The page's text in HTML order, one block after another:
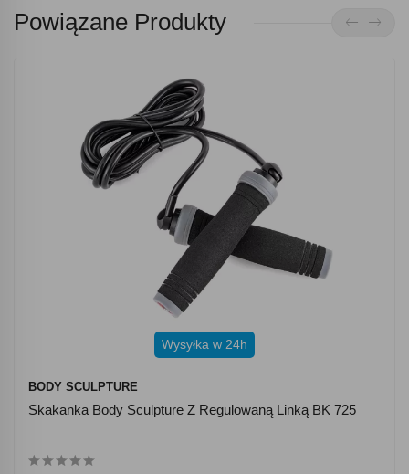
Powiązane Produkty
Wysyłka w 24h
BODY SCULPTURE
Skakanka Body Sculpture Z Regulowaną Linką BK 725